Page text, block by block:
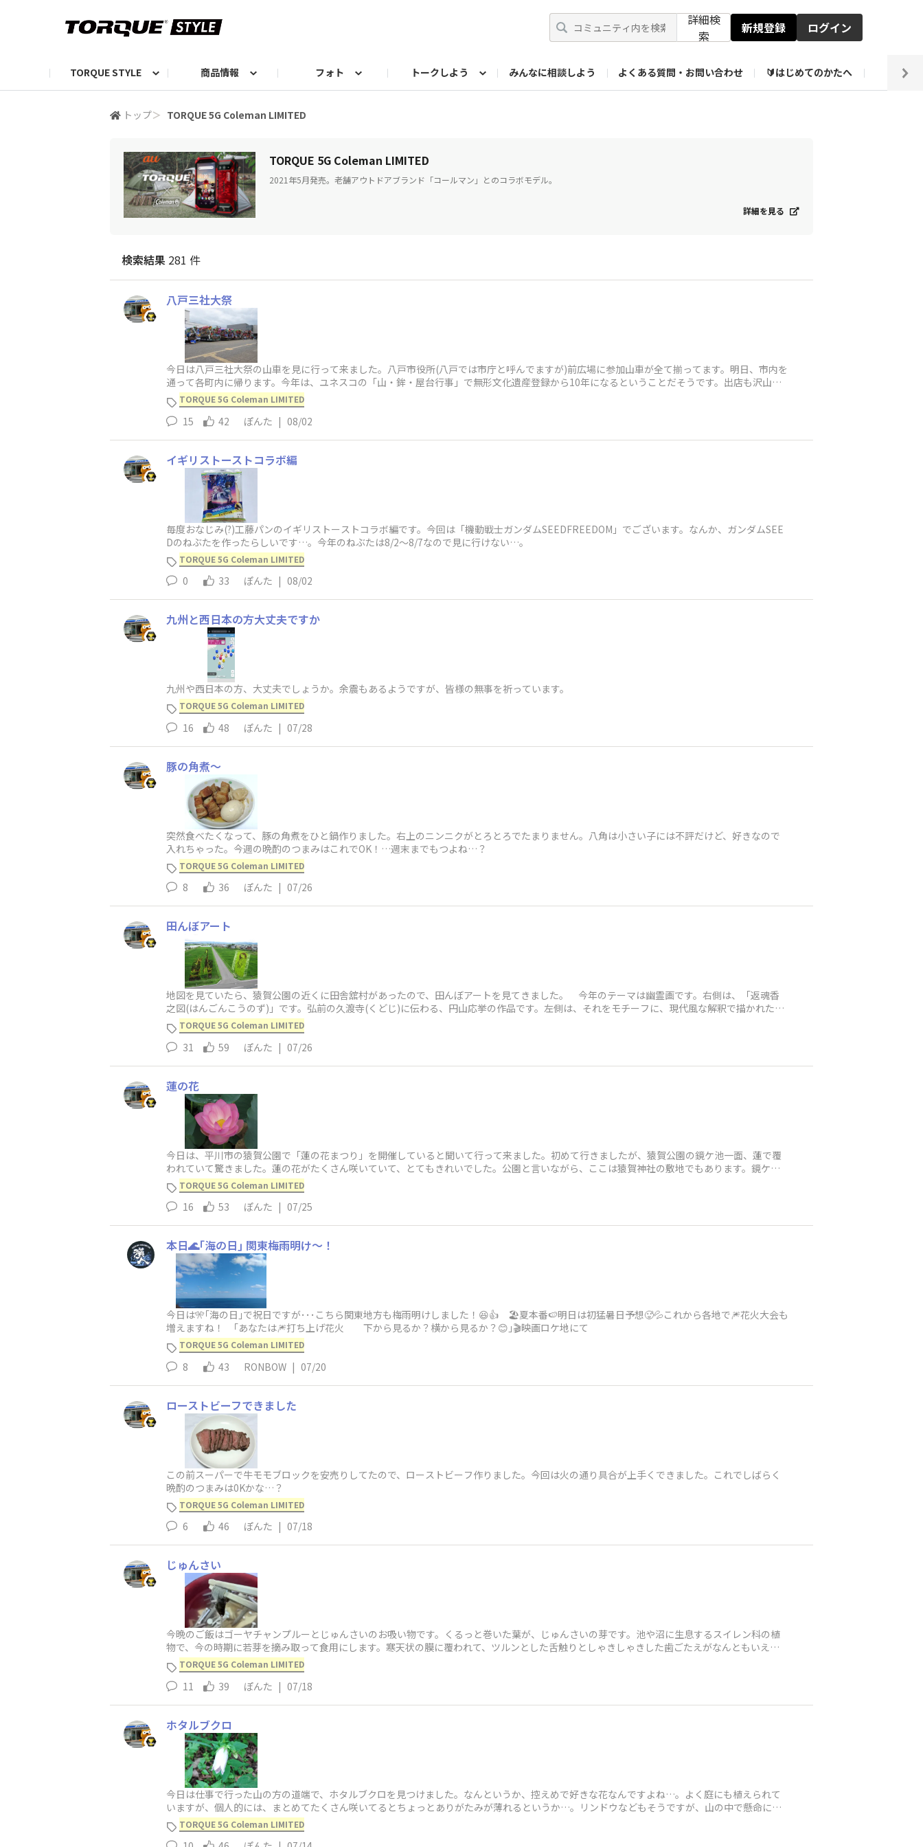
詳細検
索
新規登録 ログイン
TORQUE STYLE 商品情報 フォト トークしよう みんなに相談しよう よくある質問・お問い合わせ 🔰はじめてのかたへ 編集
トップ＞ TORQUE 5G Coleman LIMITED
TORQUE 5G Coleman LIMITED
2021年5月発売。老舗アウトドアブランド「コールマン」とのコラボモデル。
詳細を見る
検索結果 281 件
八戸三社大祭
今日は八戸三社大祭の山車を見に行って来ました。八戸市役所(八戸では市庁と呼んでますが)前広場に参加山車が全て揃ってます。明日、市内を
通って各町内に帰ります。今年は、ユネスコの「山・鉾・屋台行事」で無形文化遺産登録から10年になるということだそうです。出店も沢山あ
って賑わっていました。パノラマ撮影して
TORQUE 5G Coleman LIMITED
15 42 ぽんた | 08/02
イギリストーストコラボ編
毎度おなじみ(?)工藤パンのイギリストーストコラボ編です。今回は「機動戦士ガンダムSEEDFREEDOM」でございます。なんか、ガンダムSEE
Dのねぶたを作ったらしいです…。今年のねぶたは8/2～8/7なので見に行けない…。
TORQUE 5G Coleman LIMITED
0 33 ぽんた | 08/02
九州と西日本の方大丈夫ですか
九州や西日本の方、大丈夫でしょうか。余震もあるようですが、皆様の無事を祈っています。
TORQUE 5G Coleman LIMITED
16 48 ぽんた | 07/28
豚の角煮～
突然食べたくなって、豚の角煮をひと鍋作りました。右上のニンニクがとろとろでたまりません。八角は小さい子には不評だけど、好きなので
入れちゃった。今週の晩酌のつまみはこれでOK！…週末までもつよね…？
TORQUE 5G Coleman LIMITED
8 36 ぽんた | 07/26
田んぼアート
地図を見ていたら、猿賀公園の近くに田舎舘村があったので、田んぼアートを見てきました。 今年のテーマは幽霊画です。右側は、「返魂香
之図(はんごんこうのず)」です。弘前の久渡寺(くどじ)に伝わる、円山応挙の作品です。左側は、それをモチーフに、現代風な解釈で描かれた
「令和返魂香之図」です。元の作品の作者は
TORQUE 5G Coleman LIMITED
31 59 ぽんた | 07/26
蓮の花
今日は、平川市の猿賀公園で「蓮の花まつり」を開催していると聞いて行って来ました。初めて行きましたが、猿賀公園の鏡ケ池一面、蓮で覆
われていて驚きました。蓮の花がたくさん咲いていて、とてもきれいでした。公園と言いながら、ここは猿賀神社の敷地でもあります。鏡ケ池
の中には、猿賀神社の末社である胸肩(むなかた
TORQUE 5G Coleman LIMITED
16 53 ぽんた | 07/25
本日🌊｢海の日｣ 関東梅雨明け～！
今日は🎌｢海の日｣で祝日ですが･･･こちら関東地方も梅雨明けしました！😆👍 🏖️夏本番🍉明日は初猛暑日予想🥵💦これから各地で🎆花火大会も
増えますね！ ｢あなたは🎆打ち上げ花火 下から見るか？横から見るか？😊｣🎬️映画ロケ地にて
TORQUE 5G Coleman LIMITED
8 43 RONBOW | 07/20
ローストビーフできました
この前スーパーで牛モモブロックを安売りしてたので、ローストビーフ作りました。今回は火の通り具合が上手くできました。これでしばらく
晩酌のつまみは0Kかな…？
TORQUE 5G Coleman LIMITED
6 46 ぽんた | 07/18
じゅんさい
今晩のご飯はゴーヤチャンプルーとじゅんさいのお吸い物です。くるっと巻いた葉が、じゅんさいの芽です。池や沼に生息するスイレン科の植
物で、今の時期に若芽を摘み取って食用にします。寒天状の膜に覆われて、ツルンとした舌触りとしゃきしゃきした歯ごたえがなんともいえま
せん。秋田県と北海道が有名な産地ですが、今日
TORQUE 5G Coleman LIMITED
11 39 ぽんた | 07/18
ホタルブクロ
今日は仕事で行った山の方の道端で、ホタルブクロを見つけました。なんというか、控えめで好きな花なんですよね…。よく庭にも植えられて
いますが、個人的には、まとめてたくさん咲いてるとちょっとありがたみが薄れるというか…。リンドウなどもそうですが、山の中で懸命に花
を咲かせているのを見ると、嬉しくなってしまい
TORQUE 5G Coleman LIMITED